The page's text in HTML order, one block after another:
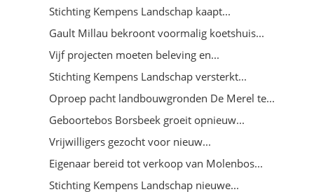
Stichting Kempens Landschap kaapt...
Gault Millau bekroont voormalig koetshuis...
Vijf projecten moeten beleving en...
Stichting Kempens Landschap versterkt...
Oproep pacht landbouwgronden De Merel te...
Geboortebos Borsbeek groeit opnieuw...
Vrijwilligers gezocht voor nieuw...
Eigenaar bereid tot verkoop van Molenbos...
Stichting Kempens Landschap nieuwe...